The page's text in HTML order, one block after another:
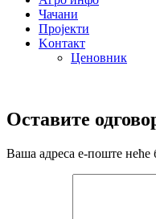
Чачани
Пројекти
Kонтакт
Ценовник
Оставите
Ваша адреса е-поште неће